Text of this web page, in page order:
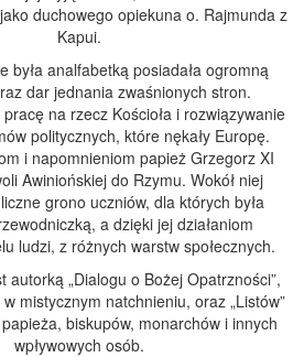
duchowego opiekuna o. Rajmunda z
Kapui.
była analfabetką posiadała ogromną
dar jednania zwaśnionych stron.
na rzecz Kościoła i rozwiązywanie
politycznych, które nękały Europę.
i napomnieniom papież Grzegorz XI
Awiniońskiej do Rzymu. Wokół niej
grono uczniów, dla których była
a dzięki jej działaniom
ludzi, z różnych warstw społecznych.
autorką „Dialogu o Bożej Opatrzności”,
mistycznym natchnieniu, oraz „Listów”
biskupów, monarchów i innych
wpływowych osób.